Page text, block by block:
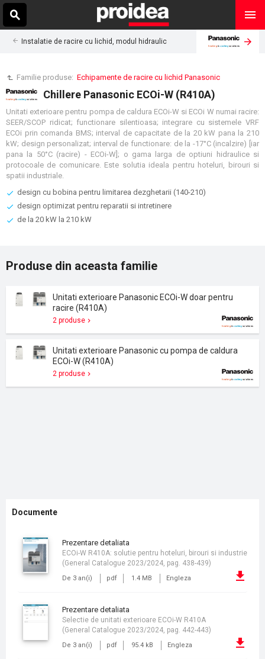
Instalatie de racire cu lichid, modul hidraulic
Familie produse: Echipamente de racire cu lichid Panasonic
Chillere Panasonic ECOi-W (R410A)
Unitati exterioare pentru pompa de caldura ECOi-W si ECOi W numai racire:
SEER/SCOP ridicat; functionare silentioasa; integrare cu sistemele VRF
ECOi prin comanda BMS; interval de capacitate de la 20 kW pana la 210
kW; design personalizat; interval de functionare: de la -17°C (incalzire) [iar
pana la 50°C (racire) - ECOi-W]; o gama larga de optiuni hidraulice si
protocoale de comunicare. Este solutia ideala pentru hoteluri, birouri si
spatii industriale.
design cu bobina pentru limitarea dezghetarii (140-210)
design optimizat pentru reparatii si intretinere
de la 20 kW la 210 kW
Produse din aceasta familie
Unitati exterioare Panasonic ECOi-W doar pentru
racire (R410A)
2 produse
Unitati exterioare Panasonic cu pompa de caldura
ECOi-W (R410A)
2 produse
Documente
prezentare detaliata
De 3 an(i) pdf 1.4 MB Engleza
ECOi-W R410A: solutie pentru hoteluri, birouri si industrie
(General Catalogue 2023/2024, pag. 438-439)
prezentare detaliata
De 3 an(i) pdf 95.4 kB Engleza
Selectie de unitati exterioare ECOi-W R410A
(General Catalogue 2023/2024, pag. 442-443)